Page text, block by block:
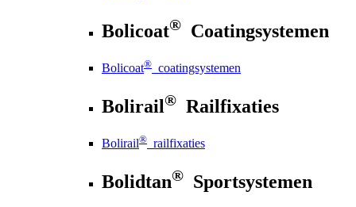
Bolicoat® Coatingsystemen
Bolicoat® coatingsystemen
Bolirail® Railfixaties
Bolirail® railfixaties
Bolidtan® Sportsystemen